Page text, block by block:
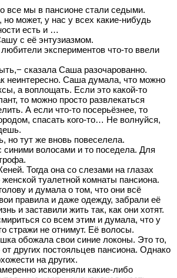
все мы в пансионе стали седыми.
но может, у нас у всех какие-нибудь
есть и …
с её энтузиазмом.
экспериментов что-то ввели
сказала Саша разочарованно.
неинтересно. Саша думала, что можно
а воплощать. Если это какой-то
то можно просто развлекаться
А если что-то посерьёзнее, то
спасать кого-то… Не волнуйся,
но тут же вновь повеселела.
синими волосами и то поседела. Для
Тогда она со слезами на глазах
туалетной комнаты пансиона.
и думала о том, что они всё
правила и даже одежду, забрали её
и заставили жить так, как они хотят.
со всем этим и думала, что у
стражи не отнимут. Её волосы.
обожала свои синие локоны. Это то,
других постояльцев пансиона. Однако
на других.
искореняли какие-либо